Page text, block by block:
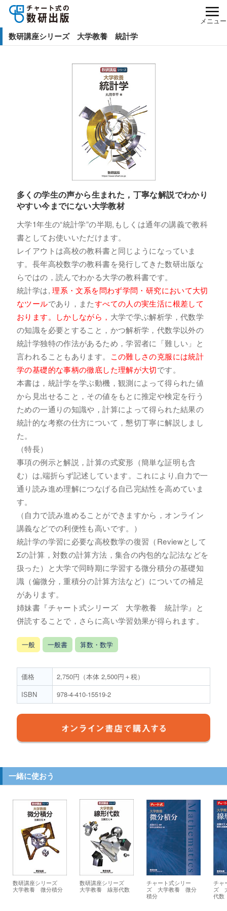
メニュー
数研講座シリーズ 大学教養 統計学
多くの学生の声から生まれた，丁寧な解説でわかり
やすい今までにない大学教材
大学1年生の“統計学”の半期,もしくは通年の講義で教科
書としてお使いいただけます。
レイアウトは高校の教科書と同じようになっていま
す。長年高校数学の教科書を発行してきた数研出版な
らではの，読んでわかる大学の教科書です。
統計学は,理系・文系を問わず学問・研究において大切
なツールであり，またすべての人の実生活に根差して
おります。しかしながら， 大学で学ぶ解析学，代数学
の知識を必要とすること，かつ解析学，代数学以外の
統計学独特の作法があるため，学習者に「難しい」と
言われることもあります。
この難しさの克服には統計
学の基礎的な事柄の徹底した理解が大切です。
本書は，統計学を学ぶ動機，観測によって得られた値
から見出せること，その値をもとに推定や検定を行う
ための一通りの知識や，計算によって得られた結果の
統計的な考察の仕方について，懇切丁寧に解説しまし
た。
（特長）
事項の例示と解説，計算の式変形（簡単な証明も含
む）は,端折らず記述しています。これにより,自力で一
通り読み進め理解につなげる自己完結性を高めていま
す。
（自力で読み進めることができますから，オンライン
講義などでの利便性も高いです。）
統計学の学習に必要な高校数学の復習（Reviewとして
Σの計算，対数の計算方法，集合の内包的な記法などを
扱った）と大学で同時期に学習する微分積分の基礎知
識（偏微分，重積分の計算方法など）についての補足
があります。
姉妹書『チャート式シリーズ 大学教養 統計学』と
併読することで，さらに高い学習効果が得られます。
一般 一般書 算数・数学
価格
2,750円（本体 2,500円＋税）
ISBN
978-4-410-15519-2
一緒に使おう
数研講座シリーズ
大学教養 微分積分
数研講座シリーズ
大学教養 線形代数
チャート式シリー
ズ 大学教養 微分
積分
チャ
ズ
代数